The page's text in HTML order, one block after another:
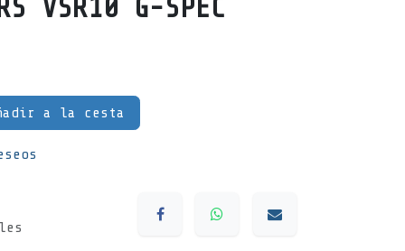
VSR10 G-SPEC
a la cesta